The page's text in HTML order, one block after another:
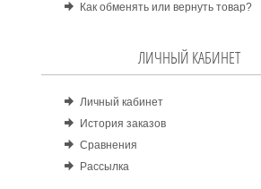
Как обменять или вернуть товар?
ЛИЧНЫЙ КАБИНЕТ
Личный кабинет
История заказов
Сравнения
Рассылка